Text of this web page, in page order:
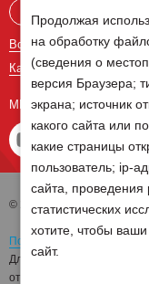
Все контакты
Карта сайта
МЫ В СОЦ СЕТЯХ
© 2026 Группа компаний
Политика обработки
Для отзыва согласия на
отправить письмо на
Продолжая
на обработку
(сведения о
версия Браузера;
экрана; источник
какого сайта или
какие страницы
пользователь; ip-
сайта, проведения
статистических
хотите, чтобы
сайт.